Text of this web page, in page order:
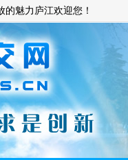
魅力庐江欢迎您！